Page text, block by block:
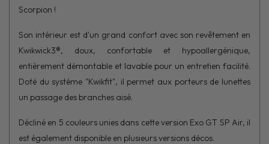
Scorpion !
Son intérieur est d'un grand confort avec son revêtement en
Kwikwick3®, doux, confortable et hypoallergénique,
entièrement démontable et lavable pour un entretien facilité.
Doté du système "Kwikfit", il permet aux porteurs de lunettes
un passage des branches aisé.
Décliné en 5 couleurs unies dans cette version Exo GT SP Air, il
est également disponible en plusieurs versions décos.